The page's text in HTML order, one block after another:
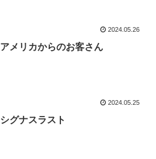
2024.05.26
アメリカからのお客さん
2024.05.25
シグナスラスト